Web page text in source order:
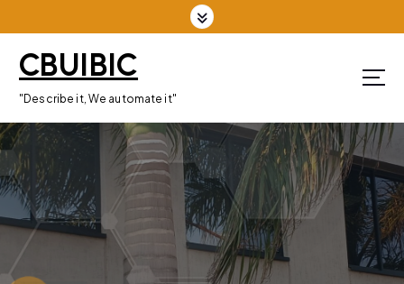
k
o
c
o
n
t
CBUIBIC
"Describe it, We automate it"